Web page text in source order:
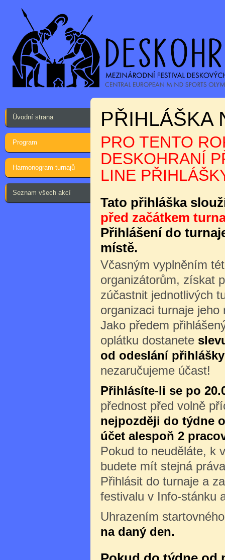
Úvodní strana
Program
Harmonogram turnajů
Seznam všech akcí
PŘIHLÁŠKA
PRO TENTO
DESKOHRANÍ
LINE
Tato přihláška
před začátkem
Přihlášení do
místě.
Včasným vyplněním
organizátorům, získat
zúčastnit jednotlivých
organizaci turnaje jeho
Jako předem
oplátku dostanete
od odeslání přihlášky
nezaručujeme účast!
Přihlásíte-li se po
přednost před volně
nejpozději do týdne
účet alespoň 2
Pokud to neuděláte, k
budete mít stejná
Přihlásit do turnaje a
festivalu v Info-stánku
Uhrazením
na daný den.